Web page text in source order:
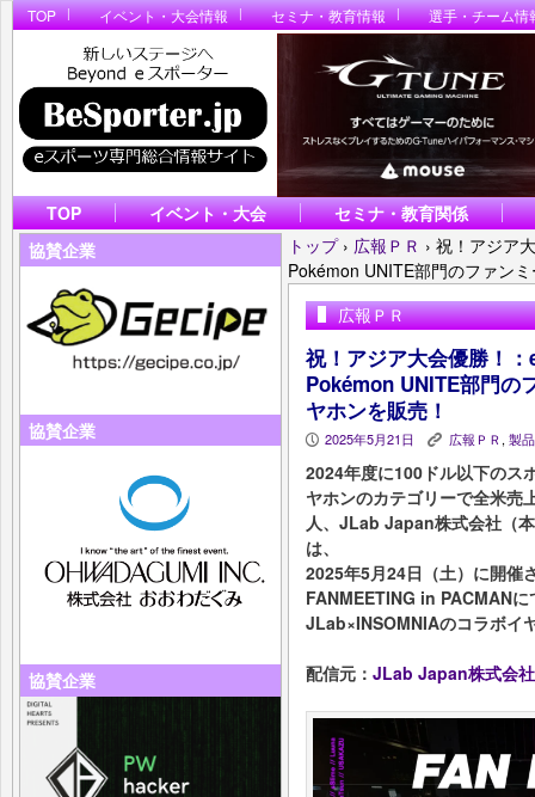
TOP イベント・大会情報 セミナ・教育情報 選手・チーム情
TOP イベント・大会
セミナ・教育関係
協賛企業
協賛企業
協賛企業
トップ › 広報ＰＲ › 祝！アジア
Pokémon UNITE部門のファン
広報ＰＲ
祝！アジア大会優勝！
Pokémon UNITE部門の
ヤホンを販売！
P 2025年5月21日 K 広報ＰＲ,製
2024年度に100ドル以下のス
ヤホンのカテゴリーで全米
人、JLab Japan株式会社（
は、
2025年5月24日（土）に開催
FANMEETING in PACMANに
JLab×INSOMNIAのコラボイ
配信元： JLab Japan株式会社